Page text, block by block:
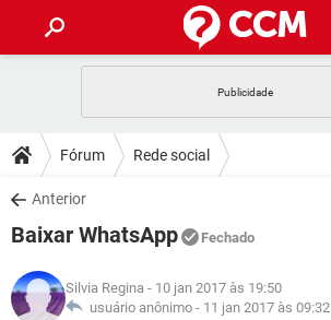
CELULAR
OUTLOOK
INSTAGRAM
GUIA DE COMPRAS
DICAS
JOGOS
INSTAGRAM GMAIL
DOWNLOADS
JOGOS
CELULAR
OUTLOOK EXCEL
JOGOS WHATSAPP
GLOSSÁRIO
Fórum Rede social
Anterior
Baixar WhatsApp Fechado
Silvia Regina - 10 jan 2017 às 19:50
usuário anônimo - 11 jan 2017 às 09:32